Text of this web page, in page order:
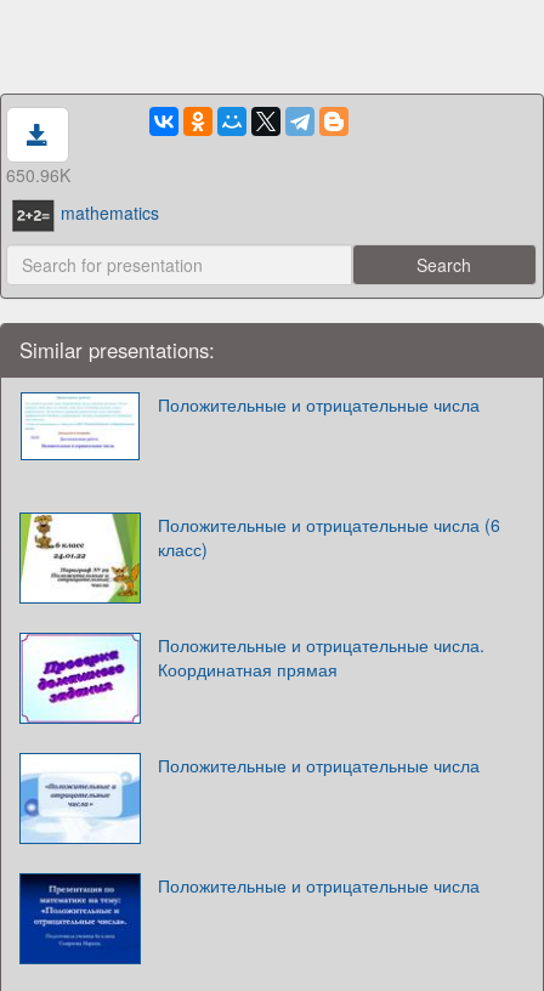
650.96K
mathematics
Similar presentations:
Положительные и отрицательные числа
Положительные и отрицательные числа (6
класс)
Положительные и отрицательные числа.
Координатная прямая
Положительные и отрицательные числа
Положительные и отрицательные числа